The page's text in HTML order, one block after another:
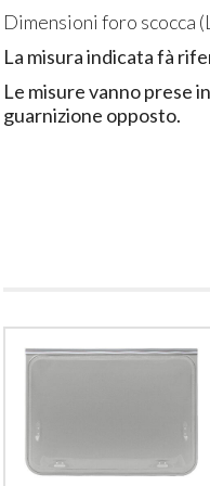
Dimensioni foro scocca
La misura indicata fà
Le misure vanno prese
guarnizione opposto.